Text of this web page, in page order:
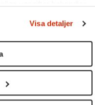
när som helst från
att anpassa innehållet
Vi vidarebefordrar
information från din
Visa detaljer
Spindler•